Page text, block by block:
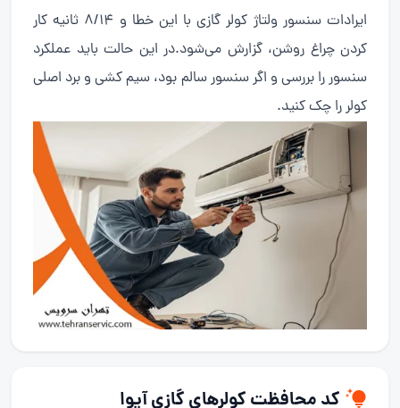
ایرادات سنسور ولتاژ کولر گازی با این خطا و 8/14 ثانیه کار
کردن چراغ روشن، گزارش می‌شود.در این حالت باید عملکرد
سنسور را بررسی و اگر سنسور سالم بود، سیم کشی و برد اصلی
کولر را چک کنید.
کد محافظت کولرهای گازی آیوا